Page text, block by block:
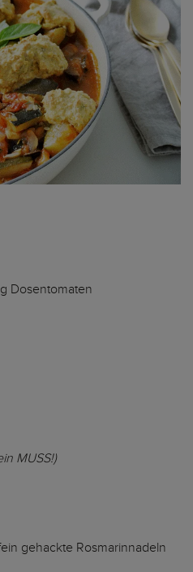
Dosentomaten
MUSS!)
gehackte Rosmarinnadeln